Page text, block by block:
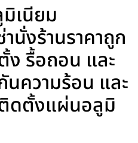
เนียม
านั่งร้านราคาถูก
รื้อถอน และ
ความร้อน และ
ดตั้งแผ่นอลูมิ